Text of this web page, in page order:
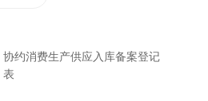
协约消费生产供应入库备案登记
表